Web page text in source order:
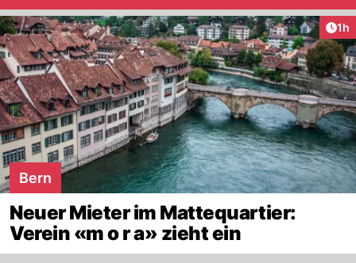
1h
Bern
Neuer Mieter im Mattequartier:
Verein «m o r a» zieht ein